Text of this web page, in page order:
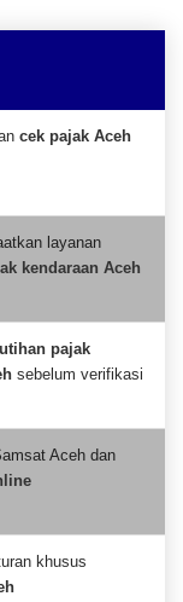
cek pajak Aceh
layanan
kendaraan Aceh
pajak
sebelum verifikasi
Aceh dan
khusus